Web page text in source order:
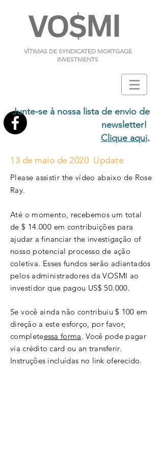
VÍTIMAS DE SYNDICATED MORTGAGE
INVESTMENTS
Junte-se à nossa lista de envio de
newsletter!
Clique aqui.
13 de maio de 2020 Update
Please assistir thevídeo abaixo de Rose
Ray.
Até o momento, recebemos um total
de $ 14.000 em contribuições para
ajudar a financiar the investigação of
nosso potencial processo de ação
coletiva. Esses fundos serão adiantados
pelos administradores da VOSMI ao
investidor que pagou US$ 50.000.
Se você ainda não contribuiu $ 100em
direção a este esforço, por favor,
completeessa forma. Você pode pagar
viacrédito card ou an transferir.
Instruções incluídas no linkoferecido.